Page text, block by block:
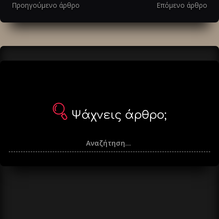
στα
άρθρα
Προηγούμενο άρθρο Επόμενο άρθρο
Ψάχνεις άρθρο;